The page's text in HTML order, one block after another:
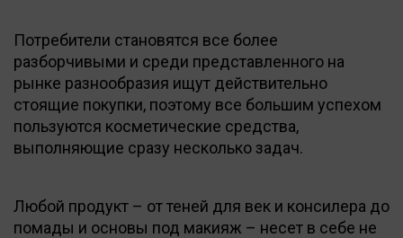
Потребители становятся все более
разборчивыми и среди представленного на
рынке разнообразия ищут действительно
стоящие покупки, поэтому все большим успехом
пользуются косметические средства,
выполняющие сразу несколько задач.
Любой продукт – от теней для век и консилера до
помады и основы под макияж – несет в себе не